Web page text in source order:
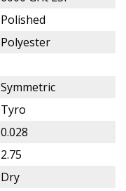
Polished
Polyester
Symmetric
Tyro
0.028
2.75
Dry